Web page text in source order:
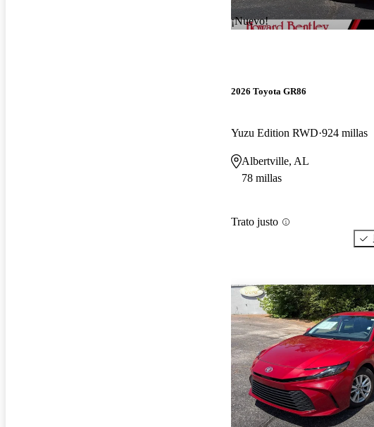
¡Nuevo!
2026 Toyota GR86
Yuzu Edition RWD 924 millas
Albertville, AL
78 millas
Trato justo